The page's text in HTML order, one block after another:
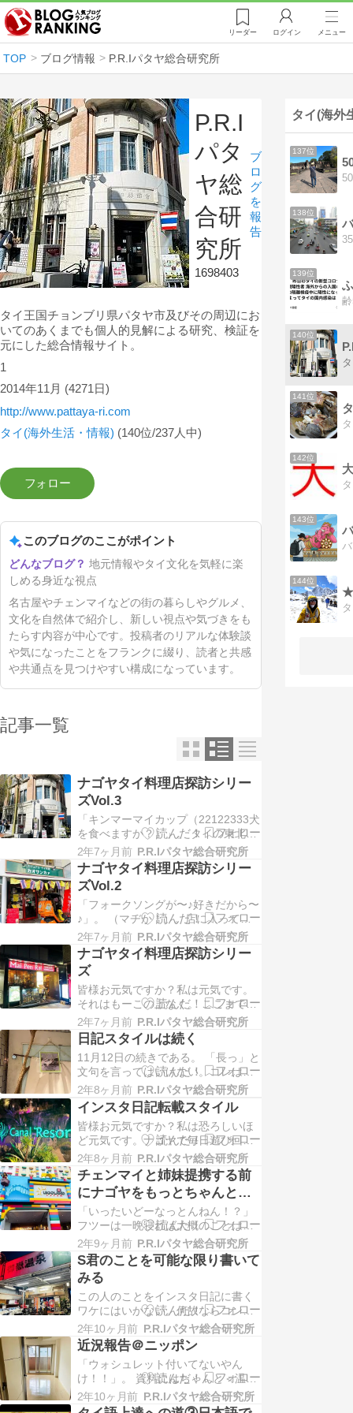
リーダー ログイン メニュー
TOP ブログ情報 P.R.Iパタヤ総合研究所
P.R.I
パタ
ヤ総
合研
究所
1698403
ブ
ロ
グ
を
報
告
タイ王国チョンブリ県パタヤ市及びその周辺にお
いてのあくまでも個人的見解による研究、検証を
元にした総合情報サイト。
1
2014年11月 (4271日)
http://www.pattaya-ri.com
タイ(海外生活・情報) (140位/237人中)
このブログのここがポイント
地元情報やタイ文化を気軽に楽
しめる身近な視点
名古屋やチェンマイなどの街の暮らしやグルメ、
文化を自然体で紹介し、新しい視点や気づきをも
たらす内容が中心です。投稿者のリアルな体験談
や気になったことをフランクに綴り、読者と共感
や共通点を見つけやすい構成になっています。
記事一覧
ナゴヤタイ料理店探訪シリー
ズVol.3
「キンマーマイカップ（22122333犬
を食べますか？）」。 タイの東北地
方ウボンラチャタニー出身と知っ
て、ついついクセで聞いてしまう。
サコンナコーンという県では犬を食
べる風習があることを知ってから、
出身地が近い子に会うと必ず問い掛
けるイヂワルな質問。最初は
「は？」と思うものの…
2年7ヶ月前 P.R.Iパタヤ総合研究所
ナゴヤタイ料理店探訪シリー
ズVol.2
「フォークソングが〜♪好きだから〜
♪」。 （マヂか！）。店に入って席
に座り、まず最初に気になったのが
そのB.G.Mの内容だった。 そもそ
も、タイ料理屋さんなのだから音楽
もアジアンチックな雰囲気で…とい
う発想が浅はかなのかもしれない。
自分が客なら望む、もしくは店主な
らそーするとい…
2年7ヶ月前 P.R.Iパタヤ総合研究所
ナゴヤタイ料理店探訪シリー
ズ
皆様お元気ですか？私は元気です。
それはもーこの上なく。 ここまで来
て今更新年の挨拶はしないけど、今
年の目標も決まったし、既にそれに
向けて動いてもいる。具体的に言え
ばYouTubeチャンネルを開設してま
ずは地元ナゴヤに関する情報発信を
して行く。後々それがタイ王国を中
心とするアジア…
2年7ヶ月前 P.R.Iパタヤ総合研究所
日記スタイルは続く
11月12日の続きである。 「長っ」と
文句を言ってはいけない。コレは日
記であり日々の記録なのだから。最
近ではもーすっかりブログのよーな
ものだが、肝心のWebサイトはほと
んど更新せずインスタばかりだ。だ
ってアフィリエイト収入も全然ない
し、こっちの方が手軽なんだもん。
あと、多分クセ…
2年8ヶ月前 P.R.Iパタヤ総合研究所
インスタ日記転載スタイル
皆様お元気ですか？私は恐ろしいほ
ど元気です。ナゴヤで毎日遊び回っ
てます！ というワケで、投稿するネ
タが特にないのでニッポンでのイン
スタ日記を転載します。 11月10日
（金） いくつか決めなきゃいけない
事柄があって、考え事をするならオ
レの場合サウナルーム内が何故だか
集中できるので…
2年8ヶ月前 P.R.Iパタヤ総合研究所
チェンマイと姉妹提携する前
にナゴヤをもっとちゃんとし
なくては
「いったいどーなっとんねん！？」
フツーは一晩寝れば大概のことは忘
れるのだが、どーにも気持ちが収ま
らず朝からインスタに長々とスーパ
ーネガティヴ投稿をしてしまった。
相手は名古屋市行政その他諸々。 ニ
ッポン戻ってから地元ナゴヤが以前
と比べ景色などかなり変わってしま
ったことや、若いコ…
2年9ヶ月前 P.R.Iパタヤ総合研究所
S君のことを可能な限り書いて
みる
この人のことをインスタ日記に書く
ワケにはいかない。何故ならコンプ
ライアンスに即引っかかるから。例
えば彼を紹介する際に「好きな薬物
は︎ークです♪」では一発アウトなので
ある。 ではこのサイトならだいじょ
ーぶなのか？と言えば、そこまで深
くは書けないかもだけどある程度ま
ではイケるだろう…
2年10ヶ月前 P.R.Iパタヤ総合研究所
近況報告＠ニッポン
「ウォシュレット付いてないやん
け！！」。 資料にはちゃんと＜温水
シャワー便座＞と書いてあったにも
関わらず、である。 そう。地元ナゴ
2年10ヶ月前 P.R.Iパタヤ総合研究所
タイ(海外
137位
138位
139位
140位
141位
142位
143位
144位
★